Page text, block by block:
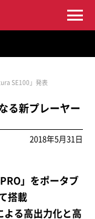
SE100」発表
る新プレーヤー
2018年5月31日
」をポータブ
搭載
る高出力化と高